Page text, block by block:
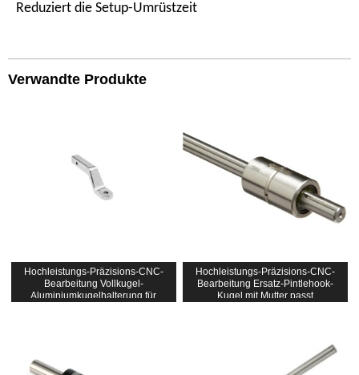
Reduziert die Setup-Umrüstzeit
Verwandte Produkte
Hochleistungs-Präzisions-CNC-
Bearbeitung Vollkugel-
Aluminiumkugelhalterung für
Hochleistungs-Präzisions-CNC-
Bearbeitung Ersatz-Pintlehook-
Kugel mit Mutter passt